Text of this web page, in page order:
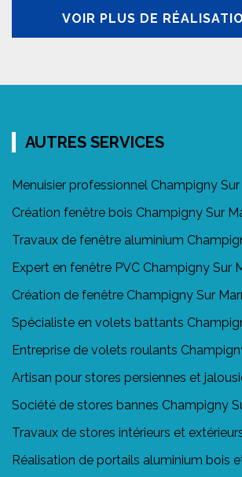
VOIR PLUS DE
AUTRES SERVICES
Menuisier professionnel Champigny
Création fenêtre bois Champigny Sur
Travaux de fenêtre aluminium
Expert en fenêtre PVC Champigny Sur
Création de fenêtre Champigny Sur
Spécialiste en volets battants
Entreprise de volets roulants
Artisan pour stores persiennes et
Société de stores bannes Champigny
Travaux de stores intérieurs et
Réalisation de portails aluminium bois